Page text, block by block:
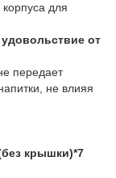
для
от
передает
не влияя
крышки)*7